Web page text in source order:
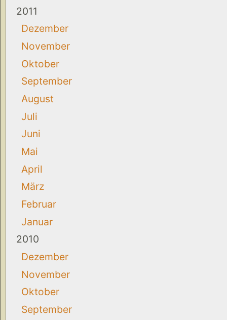
2011
Dezember
November
Oktober
September
August
Juli
Juni
Mai
April
März
Februar
Januar
2010
Dezember
November
Oktober
September